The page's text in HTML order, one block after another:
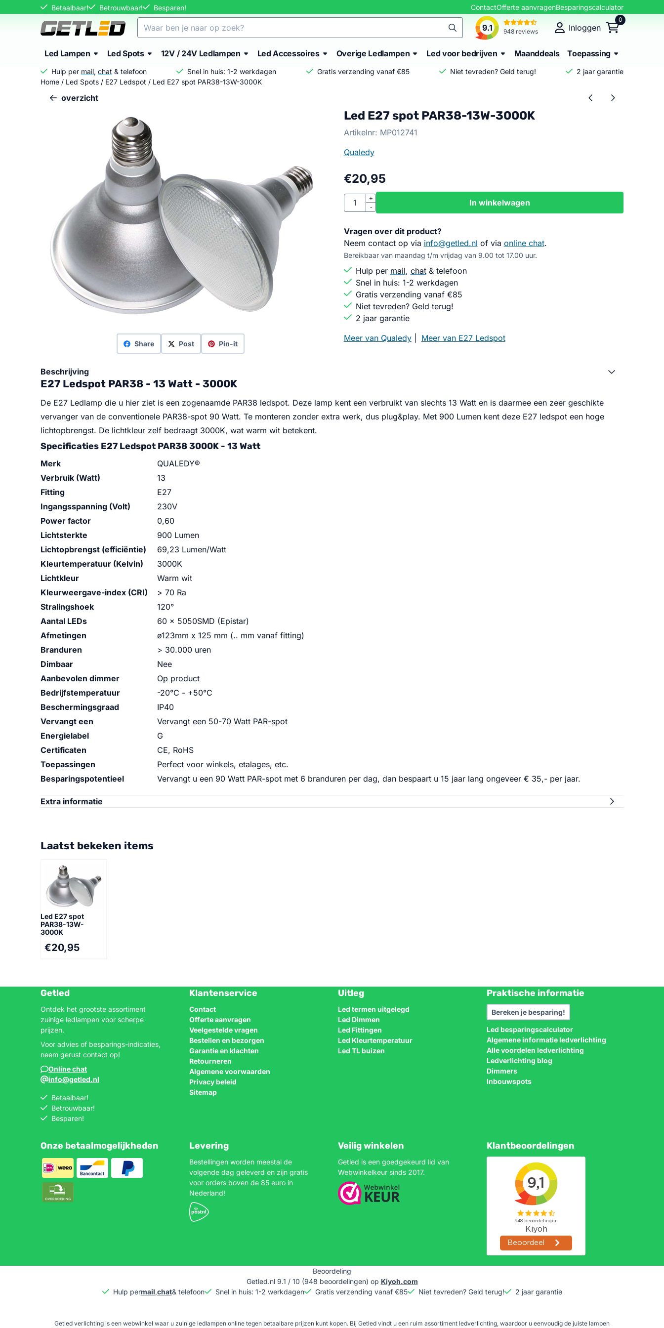
Cookievoorkeuren zijn momenteel gesloten.
Betaalbaar! Betrouwbaar! Besparen! ContactOfferte aanvragenBesparingscalculator
Zoeken 9.1 948 reviews Inloggen
0
Led Lampen Led Spots 12V / 24V Ledlampen Led Accessoires Overige Ledlampen Led voor bedrijven Maanddeals Toepassing
Hulp per mail, chat & telefoon Snel in huis: 1-2 werkdagen Gratis verzending vanaf €85 Niet tevreden? Geld terug!
2 jaar garantie
Home / Led Spots / E27 Ledspot / Led E27 spot PAR38-13W-3000K
overzicht
Share Post Pin-it
Led E27 spot PAR38-13W-3000K
Artikelnr: MP012741
Qualedy
€20,95
Aantal
+
-
In winkelwagen
Vragen over dit product?
Neem contact op via info@getled.nl of via online chat.
Bereikbaar van maandag t/m vrijdag van 9.00 tot 17.00 uur.
Hulp per mail, chat& telefoon
Snel in huis: 1-2 werkdagen
Gratis verzending vanaf €85
Niet tevreden? Geld terug!
2 jaar garantie
Meer van Qualedy| Meer van E27 Ledspot
Beschrijving
E27 Ledspot PAR38 - 13 Watt - 3000K
De E27 Ledlamp die u hier ziet is een zogenaamde PAR38 ledspot. Deze lamp kent een verbruikt van slechts 13 Watt en is daarmee een zeer geschikte
vervanger van de conventionele PAR38-spot 90 Watt. Te monteren zonder extra werk, dus plug&play. Met 900 Lumen kent deze E27 ledspot een hoge
lichtopbrengst. De lichtkleur zelf bedraagt 3000K, wat warm wit betekent.
Specificaties E27 Ledspot PAR38 3000K - 13 Watt
Merk
QUALEDY®
Verbruik (Watt)
13
Fitting
E27
Ingangsspanning (Volt)
230V
Power factor
0,60
Lichtsterkte
900 Lumen
Lichtopbrengst (efficiëntie)
69,23 Lumen/Watt
Kleurtemperatuur (Kelvin)
3000K
Lichtkleur
Warm wit
Kleurweergave-index (CRI)
> 70 Ra
Stralingshoek
120°
Aantal LEDs
60 x 5050SMD (Epistar)
Afmetingen
ø123mm x 125 mm (.. mm vanaf fitting)
Branduren
> 30.000 uren
Dimbaar
Nee
Aanbevolen dimmer
Op product
Bedrijfstemperatuur
-20°C - +50°C
Beschermingsgraad
IP40
Vervangt een
Vervangt een 50-70 Watt PAR-spot
Energielabel
G
Certificaten
CE, RoHS
Toepassingen
Perfect voor winkels, etalages, etc.
Besparingspotentieel
Vervangt u een 90 Watt PAR-spot met 6 branduren per dag, dan bespaart u 15 jaar lang ongeveer € 35,- per jaar.
Extra informatie
Laatst bekeken items
Led E27 spot
PAR38-13W-
3000K
€20,95
Getled
Ontdek het grootste assortiment
zuinige ledlampen voor scherpe
prijzen.
Voor advies of besparings-indicaties,
neem gerust contact op!
Online chat
info@getled.nl
Betaalbaar!
Betrouwbaar!
Besparen!
Klantenservice
Contact
Offerte aanvragen
Veelgestelde vragen
Bestellen en bezorgen
Garantie en klachten
Retourneren
Algemene voorwaarden
Privacy beleid
Sitemap
Uitleg
Led termen uitgelegd
Led Dimmen
Led Fittingen
Led Kleurtemperatuur
Led TL buizen
Praktische informatie
Bereken je besparing!
Led besparingscalculator
Algemene informatie ledverlichting
Alle voordelen ledverlichting
Ledverlichting blog
Dimmers
Inbouwspots
Onze betaalmogelijkheden Levering
Bestellingen worden meestal de
volgende dag geleverd en zijn gratis
voor orders boven de 85 euro in
Nederland!
Veilig winkelen
Getled is een goedgekeurd lid van
Webwinkelkeur sinds 2017.
Klantbeoordelingen
Beoordeling
Getled.nl 9.1 / 10 (948 beoordelingen) op Kiyoh.com
Hulp permail,chat& telefoon Snel in huis: 1-2 werkdagen Gratis verzending vanaf €85 Niet tevreden? Geld terug! 2 jaar garantie
Getled verlichting is een webwinkel waar u zuinige ledlampen online tegen betaalbare prijzen kunt kopen. Bij Getled vindt u een ruim assortiment ledverlichting, waardoor u eenvoudig de juiste lampen